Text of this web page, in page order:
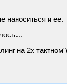
наноситься и ее.
на 2х